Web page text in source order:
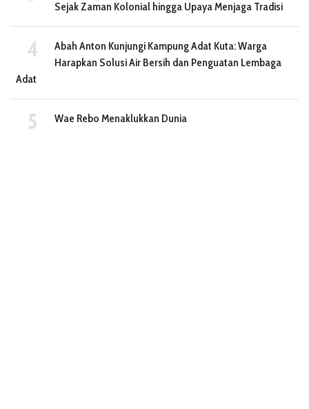
Sejak Zaman Kolonial hingga Upaya Menjaga Tradisi
Abah Anton Kunjungi Kampung Adat Kuta: Warga
Harapkan Solusi Air Bersih dan Penguatan Lembaga
Adat
Wae Rebo Menaklukkan Dunia